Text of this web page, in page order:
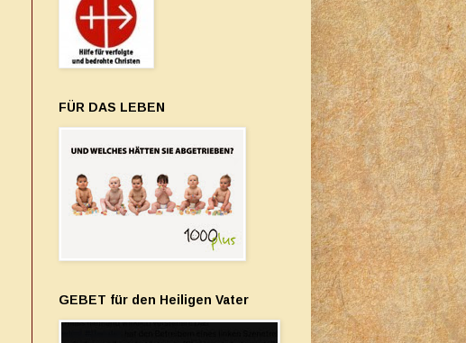
FÜR DAS LEBEN
GEBET für den Heiligen Vater